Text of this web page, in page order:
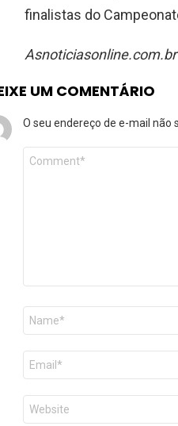
finalistas do
Asnoticiasonline.com.br
UM COMENTÁRIO
O seu endereço de e-mail não
Comentário
Nome
E-
mail
*
Site